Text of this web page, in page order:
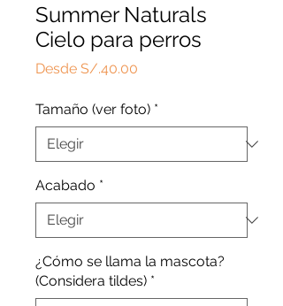
Summer Naturals
Cielo para perros
Desde S/.40.00
oferta
Tamaño (ver foto) *
Acabado *
¿Cómo se llama la mascota?
(Considera tildes) *